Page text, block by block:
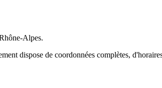
Alpes.
dispose de coordonnées complètes,